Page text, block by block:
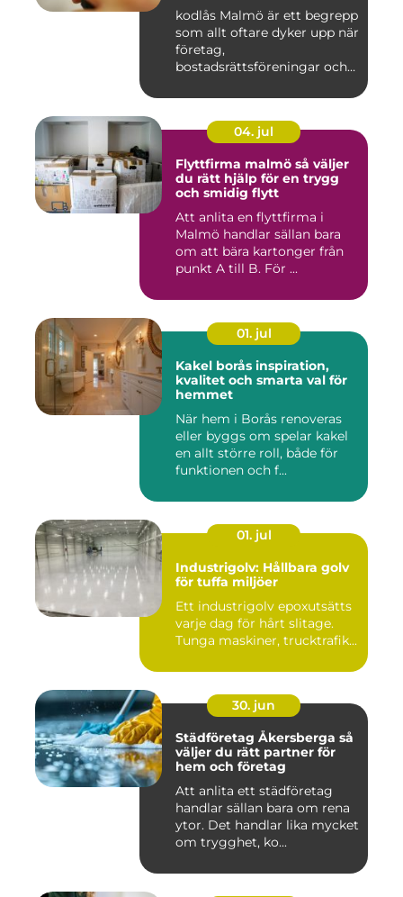
kodlås Malmö är ett begrepp
som allt oftare dyker upp när
företag,
bostadsrättsföreningar och
04. jul
Flyttfirma malmö så väljer
du rätt hjälp för en trygg
och smidig flytt
Att anlita en flyttfirma i
Malmö handlar sällan bara
om att bära kartonger från
punkt A till B. För ...
01. jul
Kakel borås inspiration,
kvalitet och smarta val för
hemmet
När hem i Borås renoveras
eller byggs om spelar kakel
en allt större roll, både för
funktionen och f...
01. jul
Industrigolv: Hållbara golv
för tuffa miljöer
Ett industrigolv epoxutsätts
varje dag för hårt slitage.
Tunga maskiner, trucktrafik...
30. jun
Städföretag Åkersberga så
väljer du rätt partner för
hem och företag
Att anlita ett städföretag
handlar sällan bara om rena
ytor. Det handlar lika mycket
om trygghet, ko...